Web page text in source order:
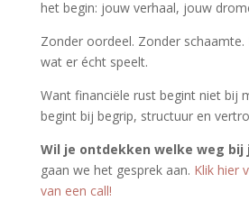
het begin: jouw verhaal, jouw
Zonder oordeel. Zonder
wat er écht speelt.
Want financiële rust begint niet bij
begint bij begrip, structuur en
Wil je ontdekken welke weg bij
gaan we het gesprek aan. Klik hier
van een call!